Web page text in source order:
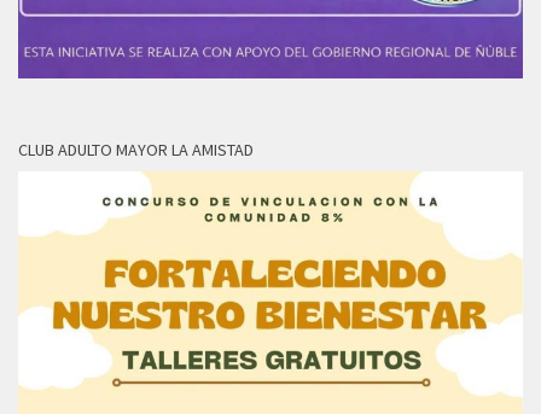
CLUB ADULTO MAYOR LA AMISTAD